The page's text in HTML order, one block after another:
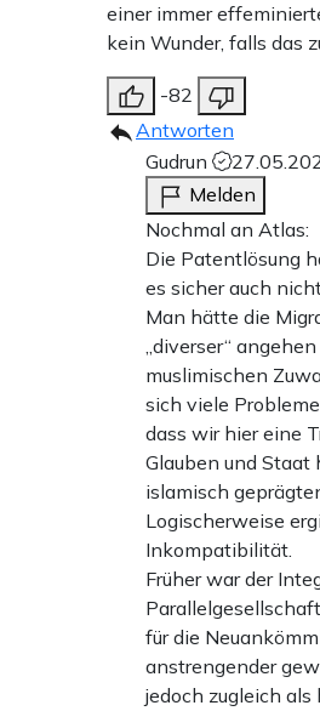
einer immer
kein Wunder, falls das
-82
Antworten
Gudrun
Melden
Nochmal an Atlas:
Die Patentlösung
es sicher auch
Man hätte die
„diverser“
muslimischen
sich viele
dass wir hier eine
Glauben und Staat
islamisch
Logischerweise
Inkompatibilität.
Früher war der
für die
anstrengender
jedoch zugleich